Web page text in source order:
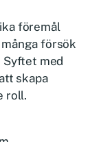
föremål
försök
Syftet med
skapa
roll.